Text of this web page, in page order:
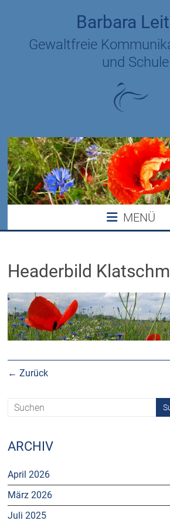
Barbara
Gewaltfreie
und Schule
MENÜ
Headerbild
← Zurück
ARCHIV
April 2026
März 2026
Juli 2025